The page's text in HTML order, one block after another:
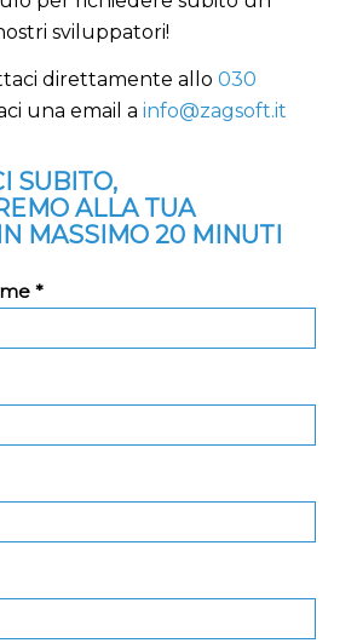
sviluppatori!
direttamente allo 030
una email a info@zagsoft.it
SUBITO,
ALLA TUA
MASSIMO 20 MINUTI
*